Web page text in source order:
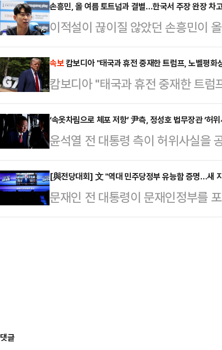
전한길 씨에 대한 굴레에서 벗어나
계파 갈등이 갈수록 극심해지는 상
진단하고 비전 경쟁에 나서기보다
을 희미하게 만드는 분위기다.1일
유력 주자들의 입에는 윤 전 대통령
후보와 장동…
손흥민, 올 여름 토트넘과 결별…한국서 주장 완장 차
이적설이 끊이질 않았던 손흥민이
흥민은 2일 서울 영등포구 IFC 더
기자회견에 앞서 별도의 발언을 통
표했다.그는 “이적을 결심한 지는
한 소수 동료들에게만 전달했다”
단한 손흥민은 토트넘과의 인연을
가에서 활약하다가 2015년 8월 토
(EPL)에 입성한 손흥민…
속보캄보디아 "태국과 휴전 중재한 트럼프, 노벨평화
캄보디아 "태국과 휴전 중재한 트럼
‘속옷차림으로 체포 저항’ 尹측, 정성호 법무장관 ‘허
윤석열 전 대통령 측이 허위사실을
적 조치를 준비하고 있는 것으로
실 관계를 제대로 파악하지 않고 허
장관에 대한 법적 조치를 취할 예정
며 윤 전 대통령 측 관계자는 “수용
[與전당대회] 文 "역대 민주당정부 유능함 증명…새
문재인 전 대통령이 문재인정부를
능함을 증명해 왔다고 자처하며, 더
댓글